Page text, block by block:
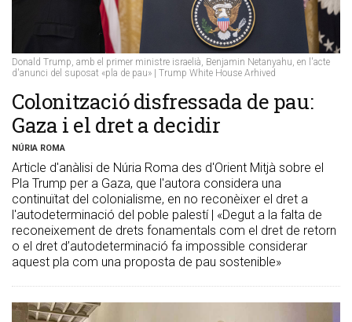
Donald Trump, amb el primer ministre israelià, Benjamin Netanyahu, en l'acte
d'anunci del suposat «pla de pau» | Trump White House Arhived
Colonització disfressada de pau:
Gaza i el dret a decidir
NÚRIA ROMA
Article d'anàlisi de Núria Roma des d'Orient Mitjà sobre el
Pla Trump per a Gaza, que l'autora considera una
continuïtat del colonialisme, en no reconèixer el dret a
l'autodeterminació del poble palestí | «Degut a la falta de
reconeixement de drets fonamentals com el dret de retorn
o el dret d’autodeterminació fa impossible considerar
aquest pla com una proposta de pau sostenible»